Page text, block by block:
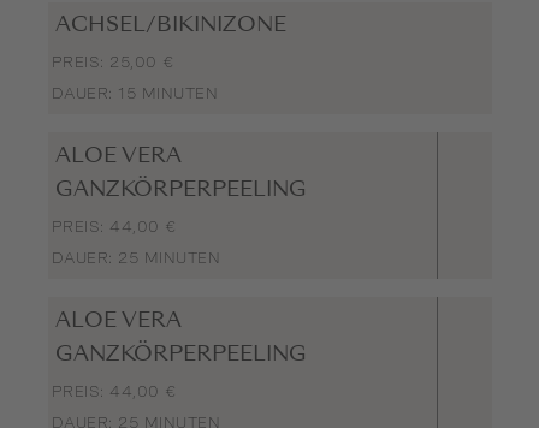
ACHSEL/BIKINIZONE
PREIS: 25,00 €
DAUER: 15 MINUTEN
ALOE VERA
GANZKÖRPERPEELING
PREIS: 44,00 €
DAUER: 25 MINUTEN
ALOE VERA
GANZKÖRPERPEELING
PREIS: 44,00 €
DAUER: 25 MINUTEN